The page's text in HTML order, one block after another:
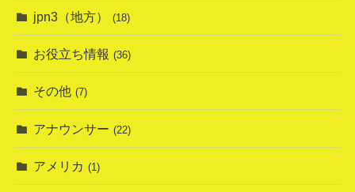
jpn3（地方） (18)
お役立ち情報 (36)
その他 (7)
アナウンサー (22)
アメリカ (1)